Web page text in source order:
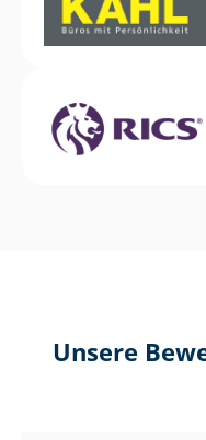
Unsere